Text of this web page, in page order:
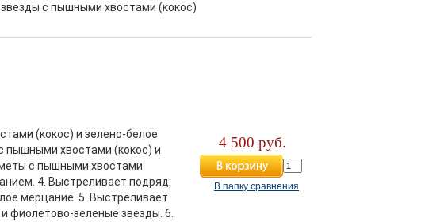
с пышными хвостами (кокос)
(кокос) и зелено-белое
пышными хвостами (кокос) и
с пышными хвостами
4. Выстреливает подряд:
мерцание. 5. Выстреливает
фиолетово-зеленые звезды. 6.
4 500 руб.
В папку сравнения